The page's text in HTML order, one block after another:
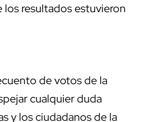
los resultados estuvieron
de votos de la
cualquier duda
y los ciudadanos de la